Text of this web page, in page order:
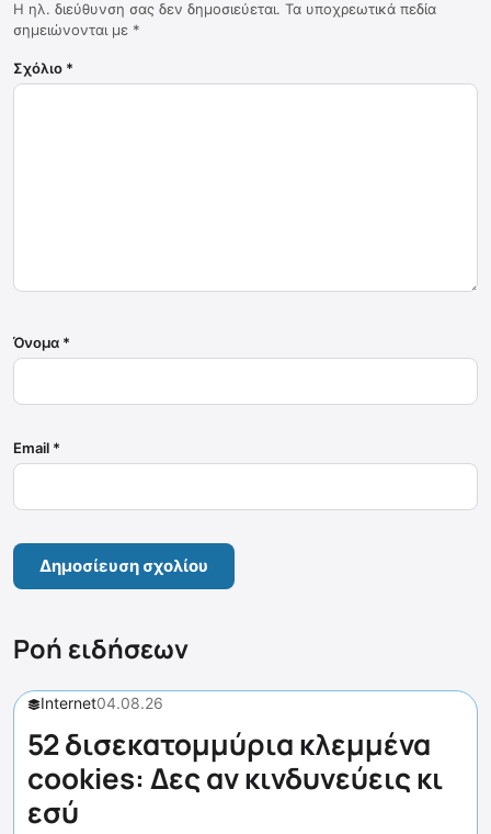
Η ηλ. διεύθυνση σας δεν δημοσιεύεται. Τα υποχρεωτικά πεδία
σημειώνονται με *
Σχόλιο *
Όνομα *
Email *
Ροή ειδήσεων
Internet04.08.26
52 δισεκατομμύρια κλεμμένα
cookies: Δες αν κινδυνεύεις κι
εσύ